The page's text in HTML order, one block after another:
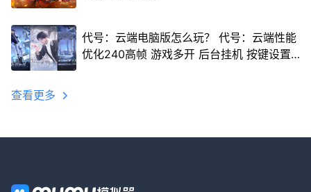
代号：云端电脑版怎么玩？ 代号：云端性能
优化240高帧 游戏多开 后台挂机 按键设置
查看更多